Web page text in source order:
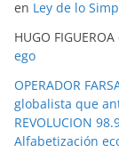
en Ley de lo
HUGO FIGUEROA
ego
OPERADOR
globalista que
REVOLUCION
Alfabetización